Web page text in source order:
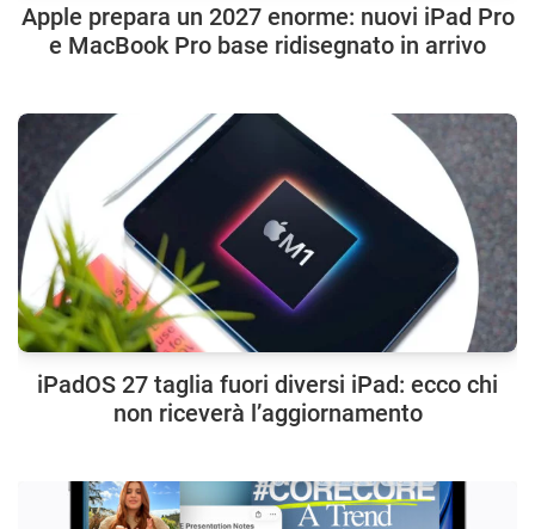
Apple prepara un 2027 enorme: nuovi iPad Pro
e MacBook Pro base ridisegnato in arrivo
iPadOS 27 taglia fuori diversi iPad: ecco chi
non riceverà l’aggiornamento